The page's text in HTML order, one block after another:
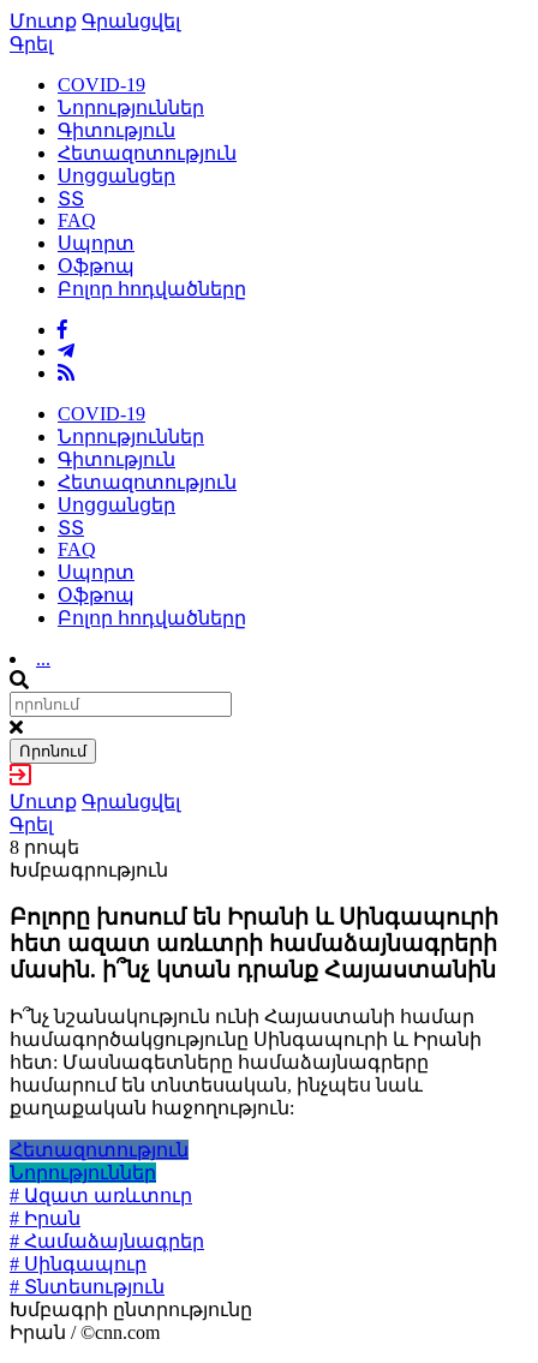
Մուտք Գրանցվել
Գրել
COVID-19
Նորություններ
Գիտություն
Հետազոտություն
Սոցցանցեր
ՏՏ
FAQ
Սպորտ
Օֆթոպ
Բոլոր հոդվածները
COVID-19
Նորություններ
Գիտություն
Հետազոտություն
Սոցցանցեր
ՏՏ
FAQ
Սպորտ
Օֆթոպ
Բոլոր հոդվածները
...
Որոնում
Մուտք Գրանցվել
Գրել
8 րոպե
Խմբագրություն
Բոլորը խոսում են Իրանի և Սինգապուրի
հետ ազատ առևտրի համաձայնագրերի
մասին. ի՞նչ կտան դրանք Հայաստանին
Ի՞նչ նշանակություն ունի Հայաստանի համար
համագործակցությունը Սինգապուրի և Իրանի
հետ: Մասնագետները համաձայնագրերը
համարում են տնտեսական, ինչպես նաև
քաղաքական հաջողություն:
Հետազոտություն
Նորություններ
# Ազատ առևտուր
# Իրան
# Համաձայնագրեր
# Սինգապուր
# Տնտեսություն
Խմբագրի ընտրությունը
Իրան / ©cnn.com